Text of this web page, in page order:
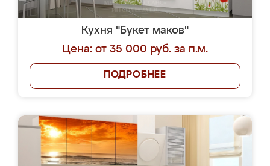
Кухня "Букет маков"
Цена: от 35 000 руб. за п.м.
ПОДРОБНЕЕ